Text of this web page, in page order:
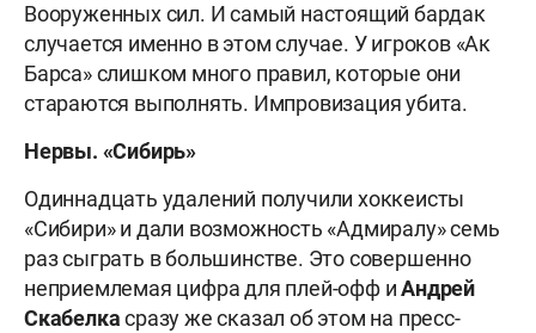
Вооруженных сил. И самый настоящий бардак
случается именно в этом случае. У игроков «Ак
Барса» слишком много правил, которые они
стараются выполнять. Импровизация убита.
Нервы. «Сибирь»
Одиннадцать удалений получили хоккеисты
«Сибири» и дали возможность «Адмиралу» семь
раз сыграть в большинстве. Это совершенно
неприемлемая цифра для плей-офф иАндрей
Скабелкасразу же сказал об этом на пресс-